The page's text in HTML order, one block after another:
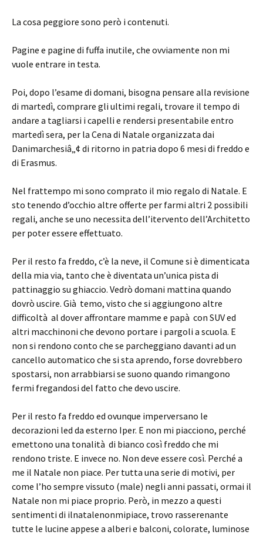
La cosa peggiore sono però i contenuti.
Pagine e pagine di fuffa inutile, che ovviamente non mi
vuole entrare in testa.
Poi, dopo l’esame di domani, bisogna pensare alla revisione
di martedì, comprare gli ultimi regali, trovare il tempo di
andare a tagliarsi i capelli e rendersi presentabile entro
martedì sera, per la Cena di Natale organizzata dai
Danimarchesiâ„¢ di ritorno in patria dopo 6 mesi di freddo e
di Erasmus.
Nel frattempo mi sono comprato il mio regalo di Natale. E
sto tenendo d’occhio altre offerte per farmi altri 2 possibili
regali, anche se uno necessita dell’itervento dell’Architetto
per poter essere effettuato.
Per il resto fa freddo, c’è la neve, il Comune si è dimenticata
della mia via, tanto che è diventata un’unica pista di
pattinaggio su ghiaccio. Vedrò domani mattina quando
dovrò uscire. Già temo, visto che si aggiungono altre
difficoltà al dover affrontare mamme e papà con SUV ed
altri macchinoni che devono portare i pargoli a scuola. E
non si rendono conto che se parcheggiano davanti ad un
cancello automatico che si sta aprendo, forse dovrebbero
spostarsi, non arrabbiarsi se suono quando rimangono
fermi fregandosi del fatto che devo uscire.
Per il resto fa freddo ed ovunque imperversano le
decorazioni led da esterno Iper. E non mi piacciono, perché
emettono una tonalità di bianco così freddo che mi
rendono triste. E invece no. Non deve essere così. Perché a
me il Natale non piace. Per tutta una serie di motivi, per
come l’ho sempre vissuto (male) negli anni passati, ormai il
Natale non mi piace proprio. Però, in mezzo a questi
sentimenti di ilnatalenonmipiace, trovo rasserenante
tutte le lucine appese a alberi e balconi, colorate, luminose